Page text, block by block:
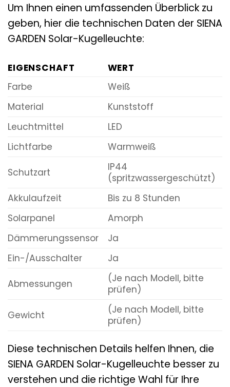
Um Ihnen einen umfassenden Überblick zu
geben, hier die technischen Daten der SIENA
GARDEN Solar-Kugelleuchte:
EIGENSCHAFT
WERT
Farbe
Weiß
Material
Kunststoff
Leuchtmittel
LED
Lichtfarbe
Warmweiß
Schutzart
IP44
(spritzwassergeschützt)
Akkulaufzeit
Bis zu 8 Stunden
Solarpanel
Amorph
Dämmerungssensor
Ja
Ein-/Ausschalter
Ja
Abmessungen
(Je nach Modell, bitte
prüfen)
Gewicht
(Je nach Modell, bitte
prüfen)
Diese technischen Details helfen Ihnen, die
SIENA GARDEN Solar-Kugelleuchte besser zu
verstehen und die richtige Wahl für Ihre